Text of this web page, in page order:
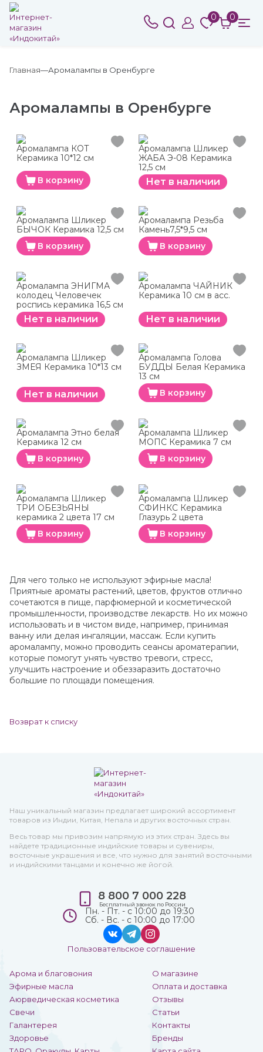
0 0
Главная Аромалампы в Оренбурге
Аромалампы в Оренбурге
Аромалампа КОТ
Керамика 10*12 см
В корзину
Аромалампа Шликер
ЖАБА Э-08 Керамика
12,5 см
Нет в наличии
Аромалампа Шликер
БЫЧОК Керамика 12,5 см
В корзину
Аромалампа Резьба
Камень7,5*9,5 см
В корзину
Аромалампа ЭНИГМА
колодец Человечек
роспись керамика 16,5 см
Нет в наличии
Аромалампа ЧАЙНИК
Керамика 10 см в асс.
Нет в наличии
Аромалампа Шликер
ЗМЕЯ Керамика 10*13 см
Нет в наличии
Аромалампа Голова
БУДДЫ Белая Керамика
13 см
В корзину
Аромалампа Этно белая
Керамика 12 см
В корзину
Аромалампа Шликер
МОПС Керамика 7 см
В корзину
Аромалампа Шликер
ТРИ ОБЕЗЬЯНЫ
керамика 2 цвета 17 см
В корзину
Аромалампа Шликер
СФИНКС Керамика
Глазурь 2 цвета
В корзину
Для чего только не используют эфирные масла!
Приятные ароматы растений, цветов, фруктов отлично
сочетаются в пище, парфюмерной и косметической
промышленности, производстве лекарств. Но их можно
использовать и в чистом виде, например, принимая
ванну или делая ингаляции, массаж. Если купить
аромалампу, можно проводить сеансы ароматерапии,
которые помогут унять чувство тревоги, стресс,
улучшить настроение и обеззаразить достаточно
большие по площади помещения.
Возврат к списку
Наш уникальный магазин предлагает широкий ассортимент
товаров из Индии, Китая, Непала и других восточных стран.
Весь товар мы привозим напрямую из этих стран. Здесь вы
найдете традиционные индийские товары и сувениры,
восточные украшения и все, что нужно для занятий восточными
и индийскими танцами и конечно же йогой.
Арома и благовония
Эфирные масла
Аюрведическая косметика
Свечи
Галантерея
Здоровье
О магазине
Оплата и доставка
Отзывы
Статьи
Контакты
Бренды
8 800 7 000 228
Бесплатный звонок по России
Пн. - Пт. - с 10:00 до 19:30
Сб. - Вс. - с 10:00 до 17:00
Пользовательское соглашение